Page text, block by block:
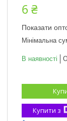
6 ₴
Показати
Мінімальна
В наявності
Купити з